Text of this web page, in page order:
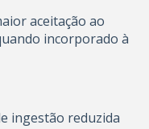
aceitação ao
incorporado à
ingestão reduzida